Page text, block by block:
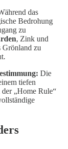
das
Bedrohung
zu
, Zink und
Grönland zu
Die
tiefen
„Home Rule“